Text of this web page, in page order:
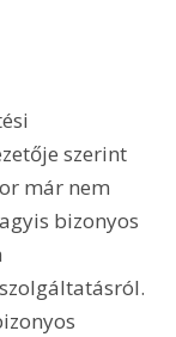
szerint
már nem
bizonyos